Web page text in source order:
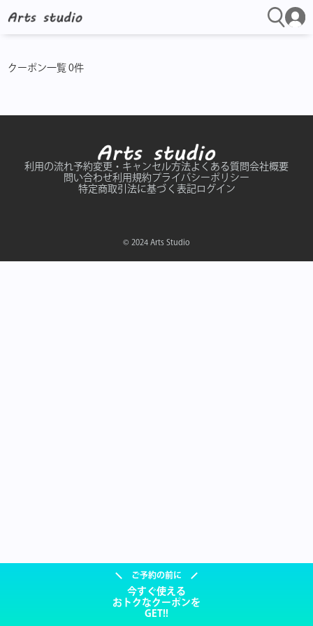
クーポン一覧 0件
利用の流れ 予約変更・キャンセル方法よくある質問会社概要
問い合わせ利用規約プライバシーポリシー
特定商取引法に基づく表記 ログイン
© 2024 Arts Studio
ご予約の前に
今すぐ使える
おトクなクーポンを
GET!!